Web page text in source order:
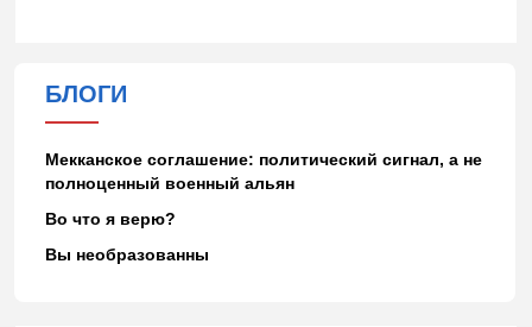
БЛОГИ
Мекканское соглашение: политический сигнал, а не
полноценный военный альян
Во что я верю?
Вы необразованны